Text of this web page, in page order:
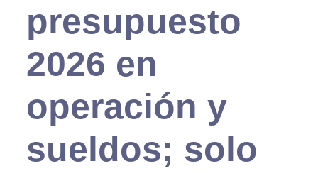
presupuesto
2026 en
operación y
sueldos; solo